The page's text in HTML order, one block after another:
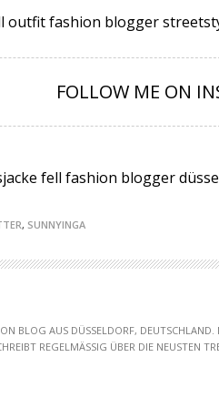
FOLLOW ME ON
, SUNNYINGA
BLOG AUS DÜSSELDORF,
REGELMÄSSIG ÜBER DIE NEUSTEN